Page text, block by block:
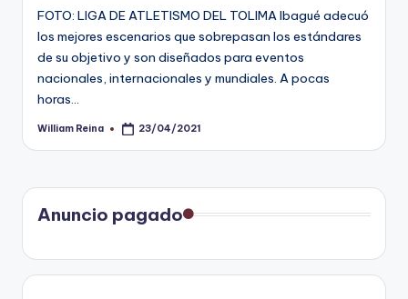
FOTO: LIGA DE ATLETISMO DEL TOLIMA Ibagué adecuó
los mejores escenarios que sobrepasan los estándares
de su objetivo y son diseñados para eventos
nacionales, internacionales y mundiales. A pocas
horas…
Publicado
William Reina 23/04/2021
Anuncio pagado